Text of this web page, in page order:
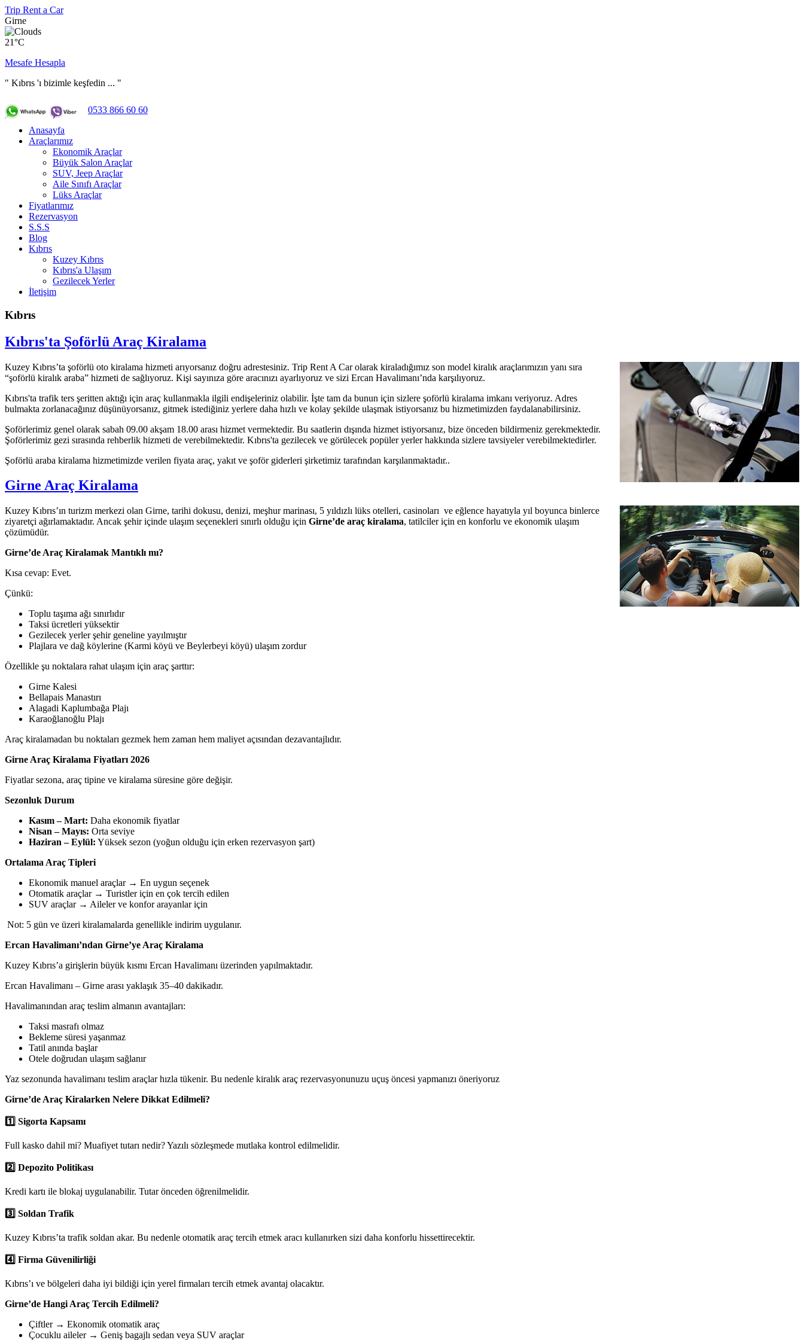
Trip Rent a Car
Girne
21°C
Mesafe Hesapla
" Kıbrıs 'ı bizimle keşfedin ... "
0533 866 60 60
Anasayfa
Araçlarımız
Ekonomik Araçlar
Büyük Salon Araçlar
SUV, Jeep Araçlar
Aile Sınıfı Araçlar
Lüks Araçlar
Fiyatlarımız
Rezervasyon
S.S.S
Blog
Kıbrıs
Kuzey Kıbrıs
Kıbrıs'a Ulaşım
Gezilecek Yerler
İletişim
Kıbrıs
Kıbrıs'ta Şoförlü Araç Kiralama
Kuzey Kıbrıs’ta şoförlü oto kiralama hizmeti arıyorsanız doğru adrestesiniz. Trip Rent A Car olarak kiraladığımız son model kiralık araçlarımızın yanı sıra
“şoförlü kiralık araba” hizmeti de sağlıyoruz. Kişi sayınıza göre aracınızı ayarlıyoruz ve sizi Ercan Havalimanı’nda karşılıyoruz.
Kıbrıs'ta trafik ters şeritten aktığı için araç kullanmakla ilgili endişeleriniz olabilir. İşte tam da bunun için sizlere şoförlü kiralama imkanı veriyoruz. Adres
bulmakta zorlanacağınız düşünüyorsanız, gitmek istediğiniz yerlere daha hızlı ve kolay şekilde ulaşmak istiyorsanız bu hizmetimizden faydalanabilirsiniz.
Şoförlerimiz genel olarak sabah 09.00 akşam 18.00 arası hizmet vermektedir. Bu saatlerin dışında hizmet istiyorsanız, bize önceden bildirmeniz gerekmektedir.
Şoförlerimiz gezi sırasında rehberlik hizmeti de verebilmektedir. Kıbrıs'ta gezilecek ve görülecek popüler yerler hakkında sizlere tavsiyeler verebilmektedirler.
Şoförlü araba kiralama hizmetimizde verilen fiyata araç, yakıt ve şoför giderleri şirketimiz tarafından karşılanmaktadır..
Girne Araç Kiralama
Kuzey Kıbrıs’ın turizm merkezi olan Girne, tarihi dokusu, denizi, meşhur marinası, 5 yıldızlı lüks otelleri, casinoları ve eğlence hayatıyla yıl boyunca binlerce
ziyaretçi ağırlamaktadır. Ancak şehir içinde ulaşım seçenekleri sınırlı olduğu için Girne’de araç kiralama, tatilciler için en konforlu ve ekonomik ulaşım
çözümüdür.
Girne’de Araç Kiralamak Mantıklı mı?
Kısa cevap: Evet.
Çünkü:
Toplu taşıma ağı sınırlıdır
Taksi ücretleri yüksektir
Gezilecek yerler şehir geneline yayılmıştır
Plajlara ve dağ köylerine (Karmi köyü ve Beylerbeyi köyü) ulaşım zordur
Özellikle şu noktalara rahat ulaşım için araç şarttır:
Girne Kalesi
Bellapais Manastırı
Alagadi Kaplumbağa Plajı
Karaoğlanoğlu Plajı
Araç kiralamadan bu noktaları gezmek hem zaman hem maliyet açısından dezavantajlıdır.
Girne Araç Kiralama Fiyatları 2026
Fiyatlar sezona, araç tipine ve kiralama süresine göre değişir.
Sezonluk Durum
Kasım – Mart: Daha ekonomik fiyatlar
Nisan – Mayıs: Orta seviye
Haziran – Eylül: Yüksek sezon (yoğun olduğu için erken rezervasyon şart)
Ortalama Araç Tipleri
Ekonomik manuel araçlar → En uygun seçenek
Otomatik araçlar → Turistler için en çok tercih edilen
SUV araçlar → Aileler ve konfor arayanlar için
Not: 5 gün ve üzeri kiralamalarda genellikle indirim uygulanır.
Ercan Havalimanı’ndan Girne’ye Araç Kiralama
Kuzey Kıbrıs’a girişlerin büyük kısmı Ercan Havalimanı üzerinden yapılmaktadır.
Ercan Havalimanı – Girne arası yaklaşık 35–40 dakikadır.
Havalimanından araç teslim almanın avantajları:
Taksi masrafı olmaz
Bekleme süresi yaşanmaz
Tatil anında başlar
Otele doğrudan ulaşım sağlanır
Yaz sezonunda havalimanı teslim araçlar hızla tükenir. Bu nedenle kiralık araç rezervasyonunuzu uçuş öncesi yapmanızı öneriyoruz
Girne’de Araç Kiralarken Nelere Dikkat Edilmeli?
1️ Sigorta Kapsamı
Full kasko dahil mi? Muafiyet tutarı nedir? Yazılı sözleşmede mutlaka kontrol edilmelidir.
2️ Depozito Politikası
Kredi kartı ile blokaj uygulanabilir. Tutar önceden öğrenilmelidir.
3️ Soldan Trafik
Kuzey Kıbrıs’ta trafik soldan akar. Bu nedenle otomatik araç tercih etmek aracı kullanırken sizi daha konforlu hissettirecektir.
4️ Firma Güvenilirliği
Kıbrıs’ı ve bölgeleri daha iyi bildiği için yerel firmaları tercih etmek avantaj olacaktır.
Girne’de Hangi Araç Tercih Edilmeli?
Çiftler → Ekonomik otomatik araç
Çocuklu aileler → Geniş bagajlı sedan veya SUV araçlar